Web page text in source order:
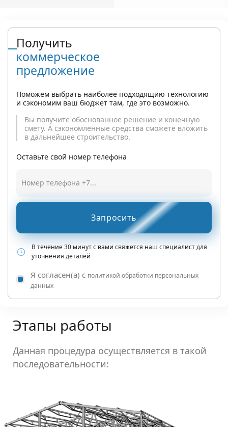
Получить
коммерческое
предложение
Поможем выбрать наиболее подходящию технологию
и сэкономим ваш бюджет там, где это возможно.
Вы получите обоснованное решение и конечную
смету. А сэкономленные средства сможете вложить
в дальнейшее строительство.
Оставьте свой номер телефона
Запросить
В течение 30 минут с вами свяжется наш специалист для
уточнения деталей
Я согласен(а) с политикой обработки персональных
данных
Этапы работы
Данная процедура осуществляется в такой
последовательности: